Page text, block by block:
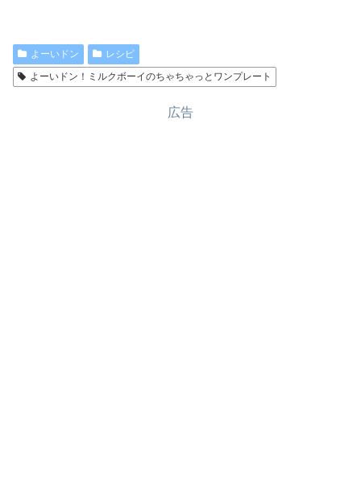
よーいドン
レシピ
よーいドン！ミルクボーイのちゃちゃっとワンプレート
広告